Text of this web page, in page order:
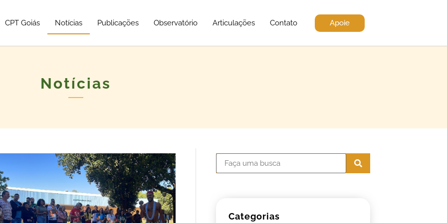
CPT Goiás Notícias Publicações Observatório Articulações Contato Apoie
Notícias
Categorias